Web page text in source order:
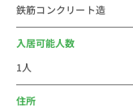
最強に挑戦中!
2024年の浦安市
や西船橋へのア
鉄筋コンクリート造
入居可能人数
1人
住所